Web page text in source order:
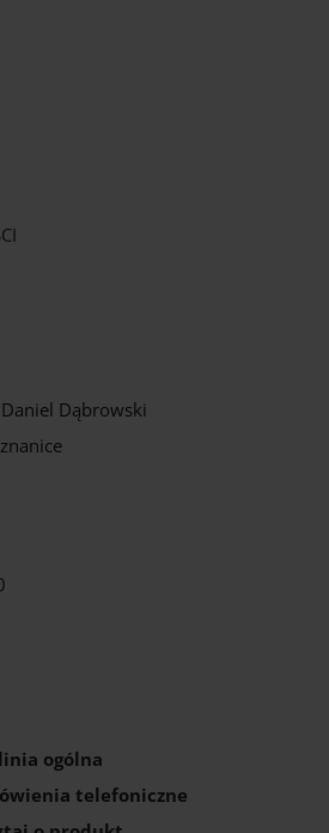
Daniel Dąbrowski
ogólna
telefoniczne